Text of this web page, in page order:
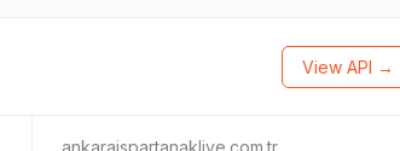
View API →
ankaraispartanakliye.com.tr